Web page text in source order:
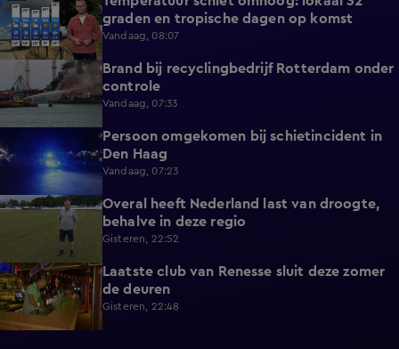
graden en tropische dagen op komst
Vandaag, 08:07
0:36
Brand bij recyclingbedrijf Rotterdam onder
controle
Vandaag, 07:33
Persoon omgekomen bij schietincident in
Den Haag
Vandaag, 07:23
1:54
Overal heeft Nederland last van droogte,
behalve in deze regio
Gisteren, 22:52
2:08
Laatste club van Renesse sluit deze zomer
de deuren
Gisteren, 22:48